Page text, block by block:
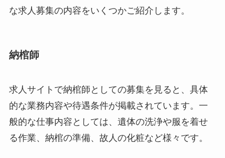
な求人募集の内容をいくつかご紹介します。
納棺師
求人サイトで納棺師としての募集を見ると、具体
的な業務内容や待遇条件が掲載されています。一
般的な仕事内容としては、遺体の洗浄や服を着せ
る作業、納棺の準備、故人の化粧など様々です。